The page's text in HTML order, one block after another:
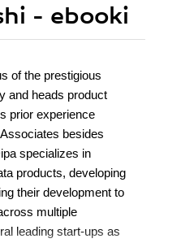
- ebooki
of the prestigious
and heads product
prior experience
besides
specializes in
products, developing
their development to
multiple
leading start-ups as